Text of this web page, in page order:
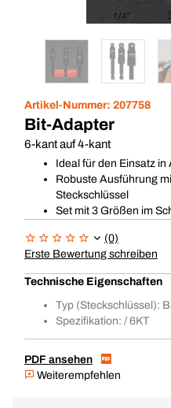
Artikel-Nummer: 207758
Bit-Adapter
6-kant auf 4-kant
Ideal für den Einsatz
Robuste Ausführung
Steckschlüssel
Set mit 3 Größen im
(0)
Erste Bewertung schreiben
Technische Eigenschaften
Typ (Steckschlüssel):
Spezifikation: / 6KT
PDF ansehen
Weiterempfehlen